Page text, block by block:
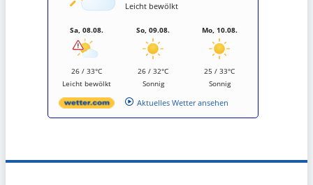
Leicht bewölkt
Sa, 08.08.
26 / 33°C
Leicht bewölkt
So, 09.08.
26 / 32°C
Sonnig
Mo, 10.08.
25 / 33°C
Sonnig
Aktuelles Wetter ansehen